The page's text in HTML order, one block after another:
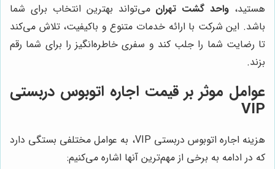
هستید، واحد گشت تهران می‌تواند بهترین انتخاب برای شما
باشد. این شرکت با ارائه خدمات متنوع و باکیفیت، تلاش می‌کند
تا رضایت شما را جلب کند و سفری خاطره‌انگیز را برای شما رقم
بزند.
عوامل موثر بر قیمت اجاره اتوبوس دربستی
VIP
هزینه اجاره اتوبوس دربستی VIP، به عوامل مختلفی بستگی دارد
که در ادامه به برخی از مهم‌ترین آنها اشاره می‌کنیم: